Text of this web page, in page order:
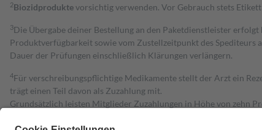
2Biozidproduktevorsichtig verwenden. Vor Gebrauch stets
3Die Übergabe deiner Bestellung an den Paketdienstleister
Produktverfügbarkeit sowie vom Zustellzeitpunkt des
Dauer der Prüfungen einschließlich Klärungen verlängern.
4Für verschreibungspflichtige Medikamente stellt der Arzt ein
trägt einen Teil davon als Zuzahlung mit.
Grundsätzlich leisten Mitglieder Zuzahlungen in Höhe von zehn